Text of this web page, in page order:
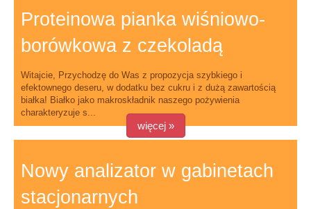
Proteinowa pianka wiśniowo-
borówkowa z czekoladą
Witajcie, Przychodzę do Was z propozycja szybkiego i
efektownego deseru, w dodatku bez cukru i z dużą zawartością
białka! Białko jako makroskładnik naszego pożywienia
charakteryzuje s...
więcej »
Nowy analizator w gabinetach
stacjonarnych